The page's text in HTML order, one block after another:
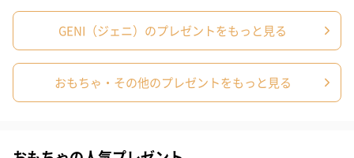
GENI（ジェニ）のプレゼントをもっと見る
おもちゃ・その他のプレゼントをもっと見る